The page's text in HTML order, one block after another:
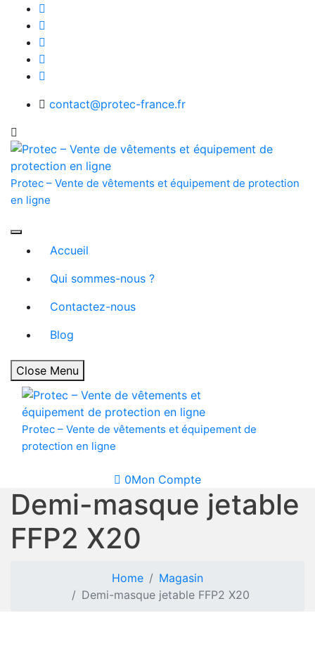
content
contact@protec-france.fr
Protec – Vente de vêtements et équipement de protection
en ligne
Accueil
Qui sommes-nous ?
Contactez-nous
Blog
Close Menu
Protec – Vente de vêtements et équipement de
protection en ligne
0Mon Compte
Demi-masque jetable
FFP2 X20
Home
Magasin
Demi-masque jetable FFP2 X20